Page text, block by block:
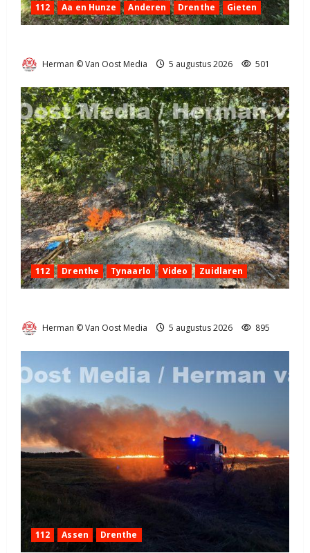
112 Aa en Hunze Anderen Drenthe Gieten
Herman © Van Oost Media 5 augustus 2026 501
112 Drenthe Tynaarlo Video Zuidlaren
Herman © Van Oost Media 5 augustus 2026 895
112 Assen Drenthe